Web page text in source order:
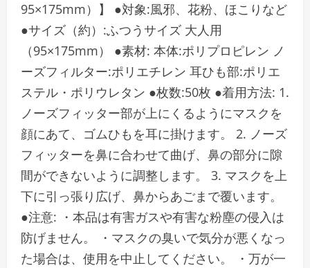
95×175mm）】 ●対象:風邪、花粉、ほこりなど
●サイズ（約）:ふつうサイズ 大人用
（95×175mm） ●素材: 本体:ポリプロピレン ノ
ーズフィルター:ポリエチレン 耳ひも部:ポリエ
ステル・ポリウレタン ●枚数:50枚 ●着用方法: 1.
ノーズフィッター部が上にくるようにマスクを
顔にあて、ゴムひもを耳に掛けます。 2. ノーズ
フィッターを鼻に合わせて曲げ、鼻の部分に隙
間ができないように調整します。 3. マスクを上
下に引っ張り広げ、鼻からあごまで覆います。
●注意: ・本品は有害ガスや有害な粉塵の侵入は
防げません。 ・マスクの臭いで気分が悪くなっ
た場合は、使用を中止してください。 ・万が一